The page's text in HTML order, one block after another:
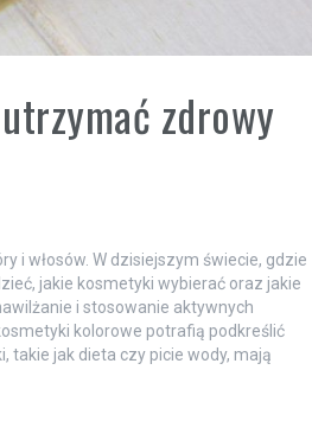
zdrowy
i włosów. W dzisiejszym świecie, gdzie
jakie kosmetyki wybierać oraz jakie
i stosowanie aktywnych
kolorowe potrafią podkreślić
takie jak dieta czy picie wody, mają